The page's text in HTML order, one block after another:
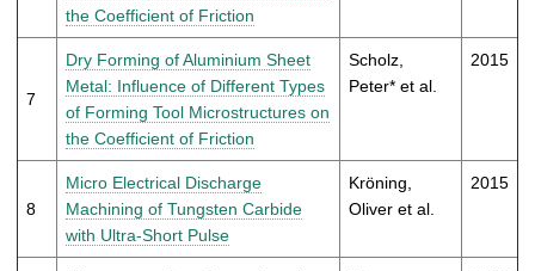
the Coefficient of Friction
7
Dry Forming of Aluminium Sheet
Metal: Influence of Different Types
of Forming Tool Microstructures on
the Coefficient of Friction
Scholz,
Peter* et al.
2015
8
Micro Electrical Discharge
Machining of Tungsten Carbide
with Ultra-Short Pulse
Kröning,
Oliver et al.
2015